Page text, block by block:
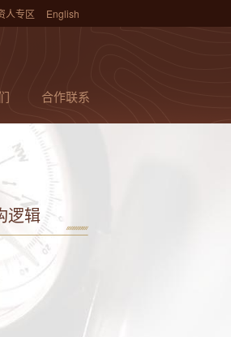
人专区 English
合作联系
逻辑